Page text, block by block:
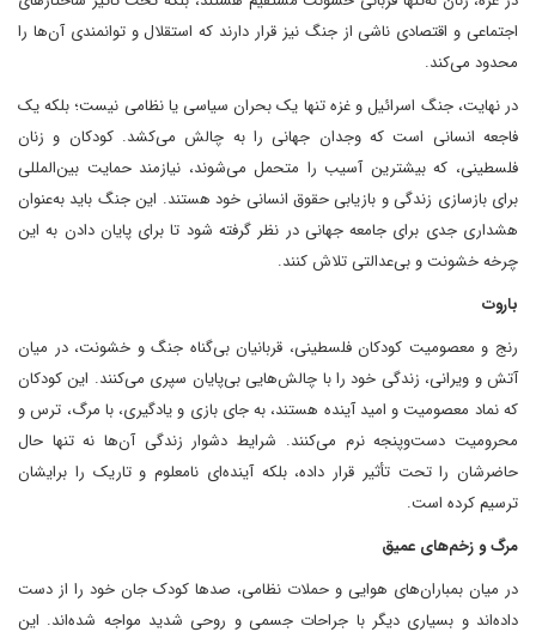
اجتماعی و اقتصادی ناشی از جنگ نیز قرار دارند که استقلال و توانمندی آن‌ها را
محدود می‌کند.
در نهایت، جنگ اسرائیل و غزه تنها یک بحران سیاسی یا نظامی نیست؛ بلکه یک
فاجعه انسانی است که وجدان جهانی را به چالش می‌کشد. کودکان و زنان
فلسطینی، که بیشترین آسیب را متحمل می‌شوند، نیازمند حمایت بین‌المللی
برای بازسازی زندگی و بازیابی حقوق انسانی خود هستند. این جنگ باید به‌عنوان
هشداری جدی برای جامعه جهانی در نظر گرفته شود تا برای پایان دادن به این
چرخه خشونت و بی‌عدالتی تلاش کنند.
باروت
رنج و معصومیت کودکان فلسطینی، قربانیان بی‌گناه جنگ و خشونت، در میان
آتش و ویرانی، زندگی خود را با چالش‌هایی بی‌پایان سپری می‌کنند. این کودکان
که نماد معصومیت و امید آینده هستند، به جای بازی و یادگیری، با مرگ، ترس و
محرومیت دست‌وپنجه نرم می‌کنند. شرایط دشوار زندگی آن‌ها نه تنها حال
حاضرشان را تحت تأثیر قرار داده، بلکه آینده‌ای نامعلوم و تاریک را برایشان
ترسیم کرده است.
مرگ و زخم‌های عمیق
در میان بمباران‌های هوایی و حملات نظامی، صدها کودک جان خود را از دست
داده‌اند و بسیاری دیگر با جراحات جسمی و روحی شدید مواجه شده‌اند. این